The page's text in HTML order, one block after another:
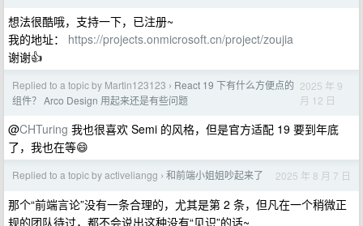
想法很酷哦，支持一下，已注册~
我的地址： https://projects.onmicrosoft.cn/project/zoujia
谢谢👍
Replied to a topic by Martin123123 › React 19 下有什么方便点的
组件？ Arco Design 用起来还是有些问题
2025 年 9
月 12 日
@CHTuring 我也很喜欢 Semi 的风格，但是官方适配 19 要到年底
了，我也在等😄
Replied to a topic by activeliangg › 和前端小姐姐吵起来了 2025 年 8 月 7 日
那个“前端言论”没有一条合理的，尤其是第 2 条，但凡在一个稍微正
规的团队待过，都不会说出这种没有“见识”的话~